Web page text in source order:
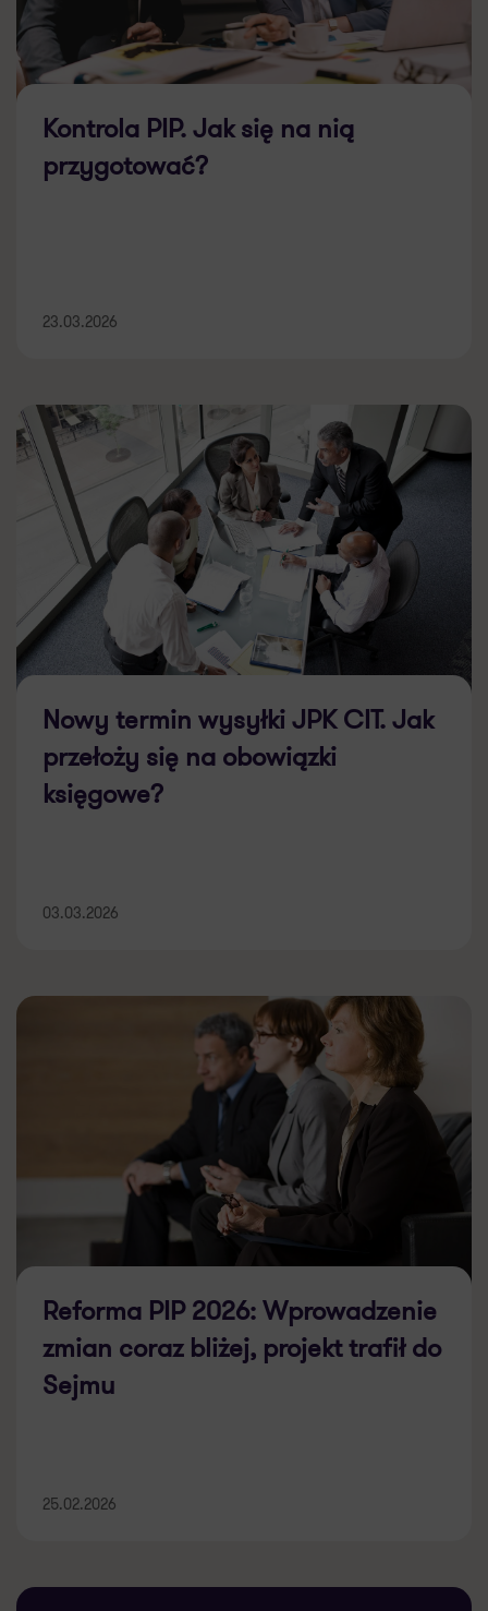
Kontrola PIP. Jak się na nią
przygotować?
23.03.2026
Nowy termin wysyłki JPK CIT. Jak
przełoży się na obowiązki
księgowe?
03.03.2026
Reforma PIP 2026: Wprowadzenie
zmian coraz bliżej, projekt trafił do
Sejmu
25.02.2026